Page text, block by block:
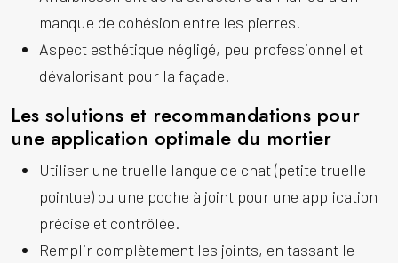
manque de cohésion entre les pierres.
Aspect esthétique négligé, peu professionnel et
dévalorisant pour la façade.
Les solutions et recommandations pour
une application optimale du mortier
Utiliser une truelle langue de chat (petite truelle
pointue) ou une poche à joint pour une application
précise et contrôlée.
Remplir complètement les joints, en tassant le